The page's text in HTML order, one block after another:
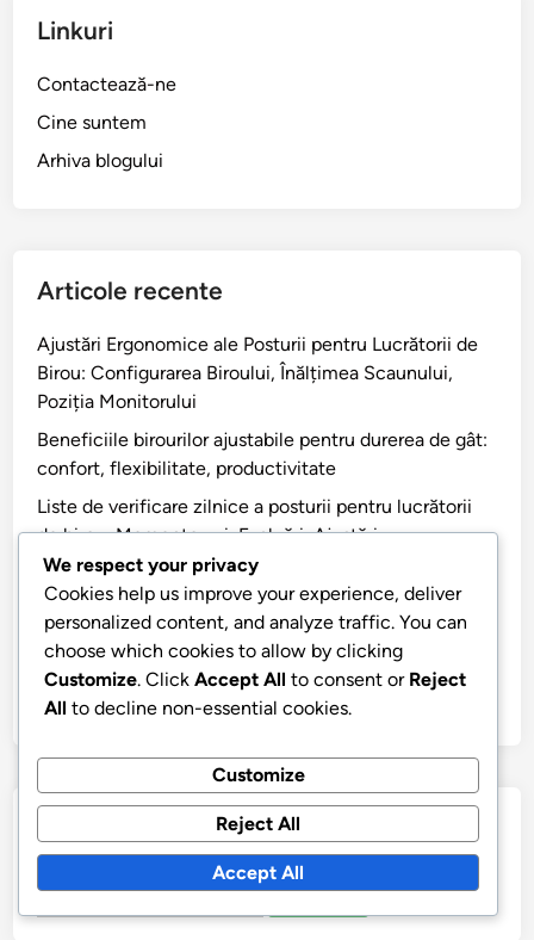
Linkuri
Contactează-ne
Cine suntem
Arhiva blogului
Articole recente
Ajustări Ergonomice ale Posturii pentru Lucrătorii de
Birou: Configurarea Biroului, Înălțimea Scaunului,
Poziția Monitorului
Beneficiile birourilor ajustabile pentru durerea de gât:
confort, flexibilitate, productivitate
Liste de verificare zilnice a posturii pentru lucrătorii
de birou: Memento-uri, Evaluări, Ajustări
Exerciții pentru gât în picioare pentru lucrătorii de
birou: Postură, Mobilitate, Relaxarea tensiunii
Idei de amenajare a spațiului de lucru pentru
ergonomie: optimizarea fluxului, accesibilitate,
ergonomie
We respect your privacy
Cookies help us improve your experience, deliver
personalized content, and analyze traffic. You can
choose which cookies to allow by clicking
Customize. Click Accept All to consent or Reject
All to decline non-essential cookies.
Customize
Reject All
Accept All